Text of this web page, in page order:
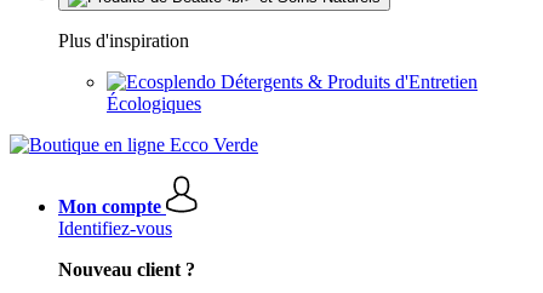
Plus d'inspiration
Détergents & Produits d'Entretien
Écologiques
Mon compte
Identifiez-vous
Nouveau client ?